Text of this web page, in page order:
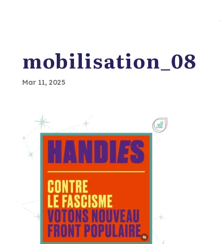
mobilisation_08
Mar 11, 2025